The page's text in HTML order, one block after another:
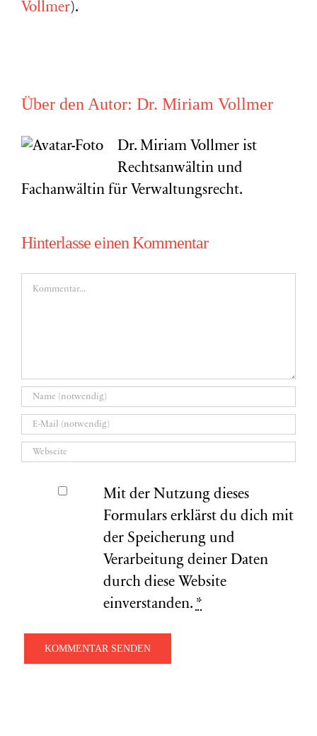
Vollmer).
Über den Autor: Dr. Miriam Vollmer
Dr. Miriam Vollmer ist
Rechtsanwältin und
Fachanwältin für Verwaltungsrecht.
Hinterlasse einen Kommentar
Kommentar
Mit der Nutzung dieses
Formulars erklärst du dich mit
der Speicherung und
Verarbeitung deiner Daten
durch diese Website
einverstanden. *